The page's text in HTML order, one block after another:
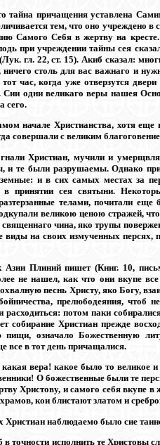
тайна причащения уставлена
тем, что оно учреждено
Самого Себя в жертву на
при учреждении тайны сея
гл. 22, ст. 15). Акиб сказал:
столь для вас важнаго и
час, когда уже отверзутся
одни великаго веры нашея
сего.
начале Христианства, хотя
совершали с великим
Христиан, мучили и
те были разрушаемы. Однако при
и в сих самых местах за
в принятии сея святыни.
телами, почитали
великою ценою стражей,
чина, яко трупы
виды на своих измученных
Азии Плиний пишет (Книг. 10,
не нашел, как что они вкупе
песнь Христу, яко Богу,
прелюбодеяния, чтоб
расходиться: потом паки
собирание Христиан прежде
пищи, означало Божественную
все в тот день причащалися.
вера! какое было то великое
О божественные были те
Христову, и самого себя вкупе
кои блистают златом и
Христиан наблюдаемо было сие
точности исполнить те Христовы